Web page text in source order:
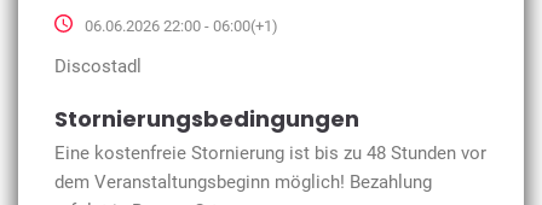
06.06.2026 22:00 - 06:00(+1)
Discostadl
Stornierungsbedingungen
Eine kostenfreie Stornierung ist bis zu 48 Stunden vor
dem Veranstaltungsbeginn möglich! Bezahlung